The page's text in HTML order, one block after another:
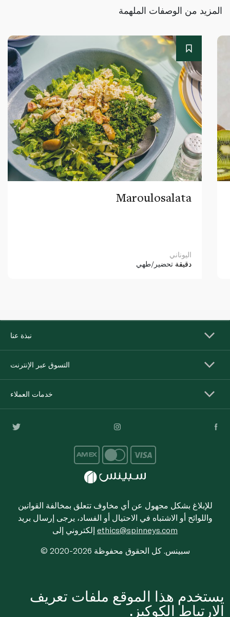
المزيد من الوصفات الملهمة
Maroulosalata
اليوناني
دقيقة تحضير/طهي
نبذة عنا
التسوق عبر الإنترنت
خدمات العملاء
للإبلاغ بشكل مجهول عن أي مخاوف تتعلق بمخالفة القوانين
واللوائح أو الاشتباه في الاحتيال أو الفساد، يرجى إرسال بريد
ethics@spinneys.com
© 2020-2026 سبينس. كل الحقوق محفوظة
يستخدم هذا الموقع ملفات تعريف
الارتباط الكوكيز.